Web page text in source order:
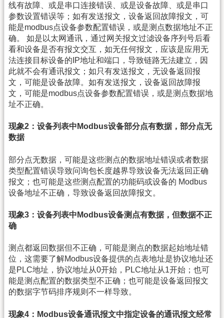
线有故障、或是串口连接错误、或是设备故障、或是串口
参数设置错误等；如有发送报文，设备返回故障报文，可
能是modbus点设备参数配置错误，或是测点数据地址不正
确。 如是以太网通讯，通过网关报文过滤设备序列号后看
看和设备是否有报文交互，如无任何报文，应该是应用无
法连接目标设备的IP地址和端口，导致链路无法建立，因
此就不会有通讯报文；如只有发送报文，无设备返回报
文，可能是设备故障。如有发送报文，设备返回故障报
文，可能是modbus点设备参数配置错误，或是测点数据地
址不正确。
现象2：设备列表中Modbus设备部分点有数据，部分点无
数据
部分点无数据，可能是这些测点的数据地址错误或者数据
类型配置错误导致问询包长度越界导致设备无法返回正确
报文；也可能是这些测点配置的功能码或设备的 Modbus
设备地址不正确，导致设备返回故障报文。
现象3：设备列表中Modbus设备测点有数据，但数据不正
确
测点都返回数据但不正确，可能是测点的数据起始地址错
位，这需要了解Modbus设备提供的点表地址是协议地址还
是PLC地址，协议地址从0开始，PLC地址从1开始；也可
能是测点配置的数据类型不正确；也可能是设备返回报文
的数据字节码排序规则不一样导致。
现象4：Modbus设备通讯报文中指定设备的通讯报文经常